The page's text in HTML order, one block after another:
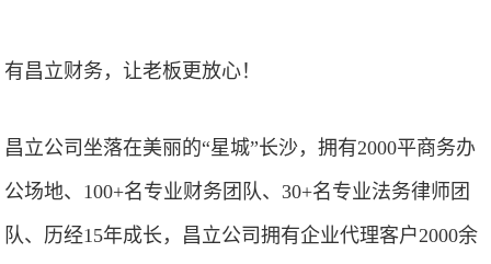
有昌立财务，让老板更放心！
昌立公司坐落在美丽的“星城”长沙，拥有2000平商务办
公场地、100+名专业财务团队、30+名专业法务律师团
队、历经15年成长，昌立公司拥有企业代理客户2000余